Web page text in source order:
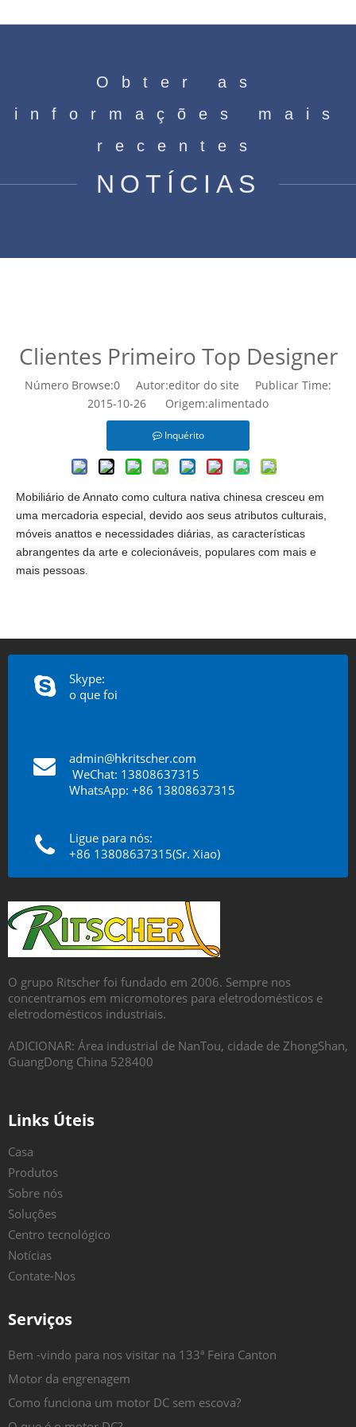
Obter as
informações mais
recentes
NOTÍCIAS
Clientes Primeiro Top Designer
Número Browse:0 Autor:editor do site Publicar Time:
2015-10-26 Origem:alimentado
Inquérito
Mobiliário de Annato como cultura nativa chinesa cresceu em
uma mercadoria especial, devido aos seus atributos culturais,
móveis anattos e necessidades diárias, as características
abrangentes da arte e colecionáveis, populares com mais e
mais pessoas.
Skype:
o que foi
admin@hkritscher.com
WeChat: 13808637315
WhatsApp: +86 13808637315
Ligue para nós:
+86 13808637315(Sr. Xiao)
O grupo Ritscher foi fundado em 2006. Sempre nos
concentramos em micromotores para eletrodomésticos e
eletrodomésticos industriais.
ADICIONAR: Área industrial de NanTou, cidade de ZhongShan,
GuangDong China 528400
Links Úteis
Casa
Produtos
Sobre nós
Soluções
Centro tecnológico
Notícias
Contate-Nos
Serviços
Bem -vindo para nos visitar na 133ª Feira Canton
Motor da engrenagem
Como funciona um motor DC sem escova?